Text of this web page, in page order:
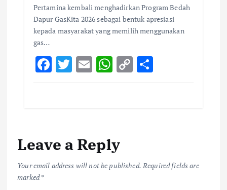
Pertamina kembali menghadirkan Program Bedah
Dapur GasKita 2026 sebagai bentuk apresiasi
kepada masyarakat yang memilih menggunakan
gas…
F
ac
o
k
T
w
E
m
W
h
p
p
C
o
k
S
h
Leave a Reply
Your email address will not be published. Required fields are
marked*